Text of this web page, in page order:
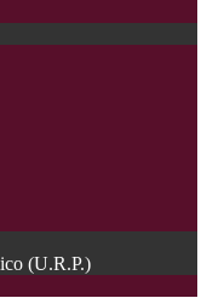
(U.R.P.)